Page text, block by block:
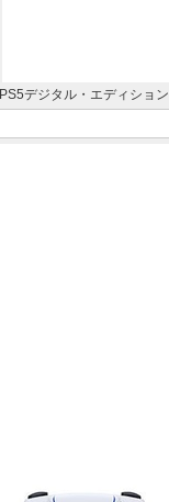
PS5デジタル・エディション